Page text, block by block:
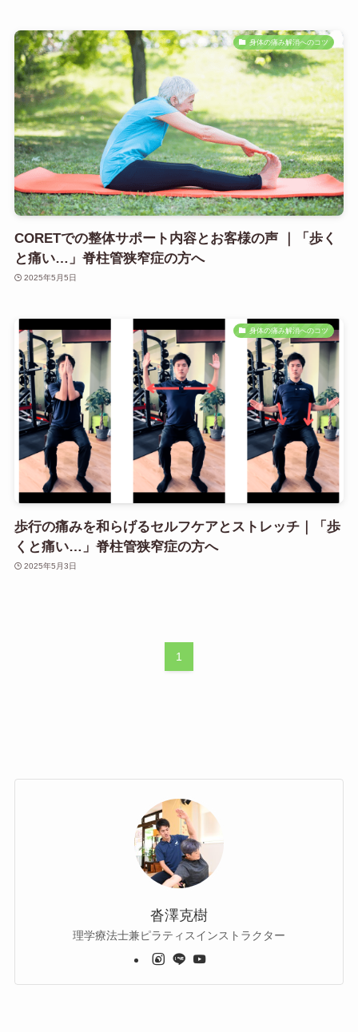
身体の痛み解消へのコツ
CORETでの整体サポート内容とお客様の声 ｜「歩く
と痛い…」脊柱管狭窄症の方へ
2025年5月5日
身体の痛み解消へのコツ
歩行の痛みを和らげるセルフケアとストレッチ｜「歩
くと痛い…」脊柱管狭窄症の方へ
2025年5月3日
1
沓澤克樹
理学療法士兼ピラティスインストラクター